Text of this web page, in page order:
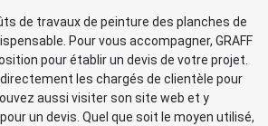
de travaux de peinture des planches de
Pour vous accompagner, GRAFF
pour établir un devis de votre projet.
les chargés de clientèle pour
aussi visiter son site web et y
un devis. Quel que soit le moyen utilisé,